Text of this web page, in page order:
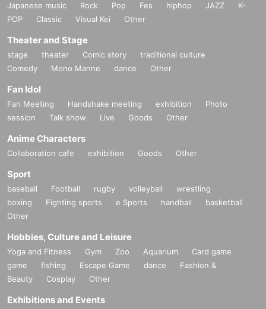
Japanese music Rock Pop Fes hiphop JAZZ
K-
POP
Classic Visual Kei Other
Theater and Stage
stage theater Comic story
traditional culture
Comedy
Mono Manne dance Other
Fan Idol
Fan Meeting Handshake meeting exhibition
Photo
session
Talk show Live Goods Other
Anime Characters
Collaboration cafe exhibition Goods Other
Sport
baseball Football rugby volleyball
wrestling
boxing
Fighting sports e Sports handball
basketball
Other
Hobbies, Culture and Leisure
Yoga and Fitness Gym Zoo Aquarium
Card game
game
fishing Escape Game dance
Fashion &
Beauty
Cosplay Other
Exhibitions and Events